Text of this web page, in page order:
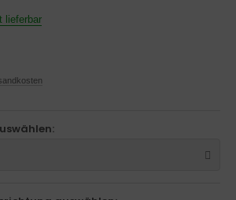
lieferbar